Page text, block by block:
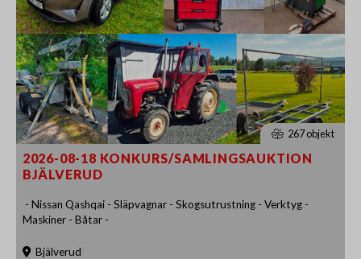
267 objekt
2026-08-18 KONKURS/SAMLINGSAUKTION
BJÄLVERUD
- Nissan Qashqai - Släpvagnar - Skogsutrustning - Verktyg -
Maskiner - Båtar -
Bjälverud